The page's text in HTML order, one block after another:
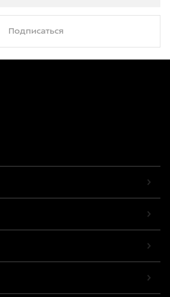
Подписаться